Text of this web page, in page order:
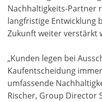
Nachhaltigkeits-Partner
langfristige Entwicklung
Zukunft weiter verstärkt
„Kunden legen bei
Kaufentscheidung
umfassende
Rischer, Group Director